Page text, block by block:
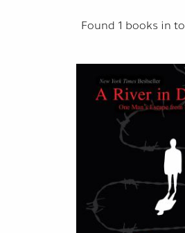
Found 1 books in